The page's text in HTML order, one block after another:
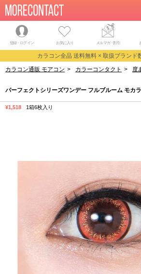
登録・ログイン お気に入り メルマガ・割引
カラコン全品 送料無料 × 取扱ブランド
カラコン通販 モアコン > カラーコンタクト > 度
パーフェクトシリーズワンデー フルブルーム モカラ
¥1,518 1箱6枚入り